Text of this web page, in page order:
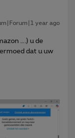
year ago
….) u de
dat u uw